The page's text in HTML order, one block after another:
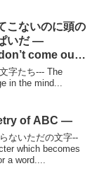
こないのに頭の
いだ —
come out
filling with the
mind —
字たち--- The
in the mind...
of ABC —
ないただの文字--
which becomes
a word....